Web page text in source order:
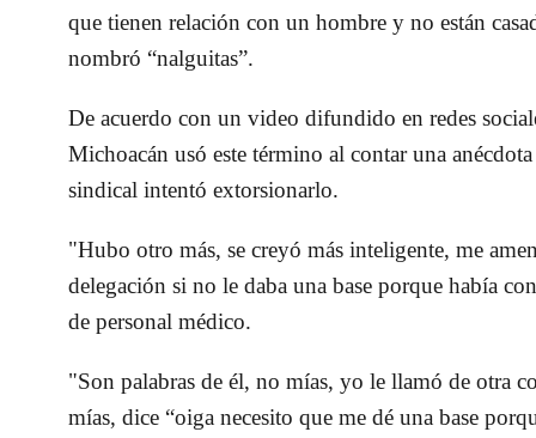
que tienen relación con un hombre y no están
nombró “nalguitas”.
De acuerdo con un video difundido en redes
Michoacán usó este término al contar una
sindical intentó extorsionarlo.
"Hubo otro más, se creyó más inteligente, me
delegación si no le daba una base porque había
de personal médico.
"Son palabras de él, no mías, yo le llamó de otra
mías, dice “oiga necesito que me dé una base